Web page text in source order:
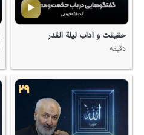
حقیقت و آداب لیلة القدر
دقیقه